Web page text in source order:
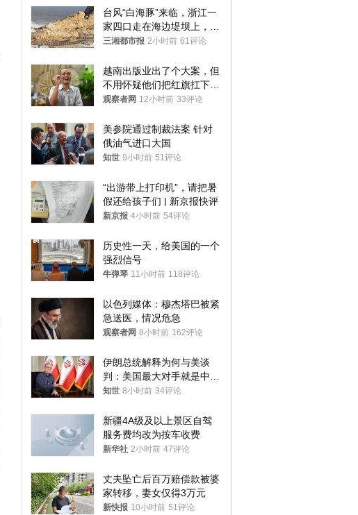
台风“白海豚”来临，浙江一
家四口走在海边堤坝上，其
中9岁男孩被巨浪卷入海
三湘都市报 2小时前 61评论
越南出版业出了个大案，但
不用怀疑他们把红旗扛下去
的决心
观察者网 12小时前 33评论
美参院通过制裁法案 针对
俄油气进口大国
知世 9小时前 51评论
“出游带上打印机”，请把暑
假还给孩子们 | 新京报快评
新京报 4小时前 54评论
历史性一天，给美国的一个
强烈信号
牛弹琴 11小时前 118评论
以色列媒体：穆杰塔巴被紧
急送医，情况危急
观察者网 8小时前 162评论
伊朗总统解释为何与美谈
判：美国最大对手就是中
国，但他们也在对话
知世 8小时前 34评论
新疆4A级及以上景区自驾
服务费均改为按车收费
新华社 2小时前 47评论
丈夫坠亡后百万赔偿款被婆
家转移，妻女仅得3万元
新快报 10小时前 51评论